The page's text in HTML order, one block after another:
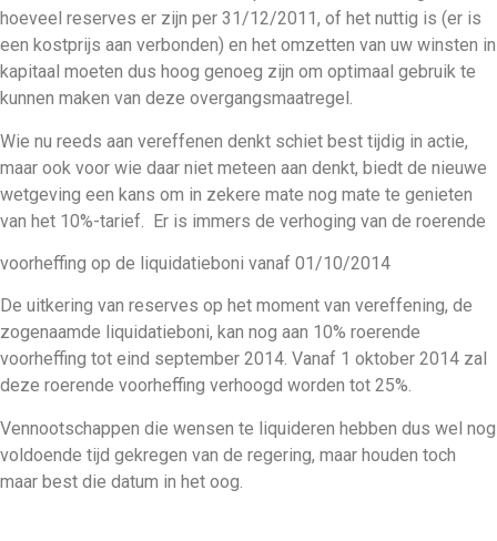
hoeveel reserves er zijn per 31/12/2011, of het nuttig is (er is
een kostprijs aan verbonden) en het omzetten van uw winsten in
kapitaal moeten dus hoog genoeg zijn om optimaal gebruik te
kunnen maken van deze overgangsmaatregel.
Wie nu reeds aan vereffenen denkt schiet best tijdig in actie,
maar ook voor wie daar niet meteen aan denkt, biedt de nieuwe
wetgeving een kans om in zekere mate nog mate te genieten
van het 10%-tarief. Er is immers de verhoging van de roerende
voorheffing op de liquidatieboni vanaf 01/10/2014
De uitkering van reserves op het moment van vereffening, de
zogenaamde liquidatieboni, kan nog aan 10% roerende
voorheffing tot eind september 2014. Vanaf 1 oktober 2014 zal
deze roerende voorheffing verhoogd worden tot 25%.
Vennootschappen die wensen te liquideren hebben dus wel nog
voldoende tijd gekregen van de regering, maar houden toch
maar best die datum in het oog.